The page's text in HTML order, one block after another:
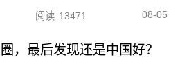
阅读 13471 08-05
，最后发现还是中国好？